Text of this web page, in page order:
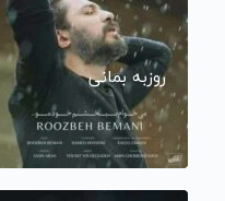
روزبه بمانی